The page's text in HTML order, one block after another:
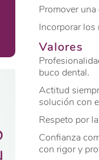
Promover
Incorporar los
Valores
buco dental.
Actitud
solución con
Respeto por
Confianza
con rigor y